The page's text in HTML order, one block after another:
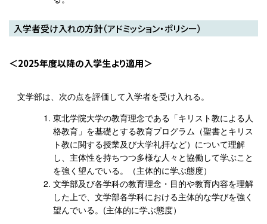
入学者受け入れの方針（アドミッション・ポリシー）
2025年度以降の入学生より適用
文学部は、次の点を評価して入学者を受け入れる。
東北学院大学の教育理念である「キリスト教による人
格教育」を基礎とする教育プログラム（聖書とキリス
ト教に関する授業及び大学礼拝など）について理解
し、主体性を持ちつつ多様な人々と協働して学ぶこと
を強く望んでいる。（主体的に学ぶ態度）
文学部及び各学科の教育理念・目的や教育内容を理解
した上で、文学部各学科における主体的な学びを強く
望んでいる。(主体的に学ぶ態度）